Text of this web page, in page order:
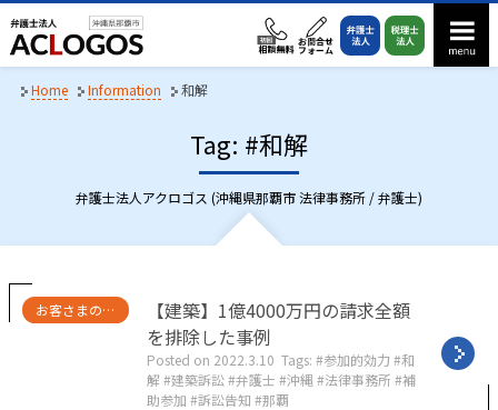
i
t
e
Home Information 和解
Tag: #和解
弁護士法人アクロゴス (沖縄県那覇市 法律事務所 / 弁護士)
C
a
お客さまの声・実績紹介
【建築】1億4000万円の請求全額
を排除した事例
Posted on 2022.3.10 Tags: 参加的効力
和
解 建築訴訟 弁護士 沖縄 法律事務所
補
助参加
訴訟告知 那覇